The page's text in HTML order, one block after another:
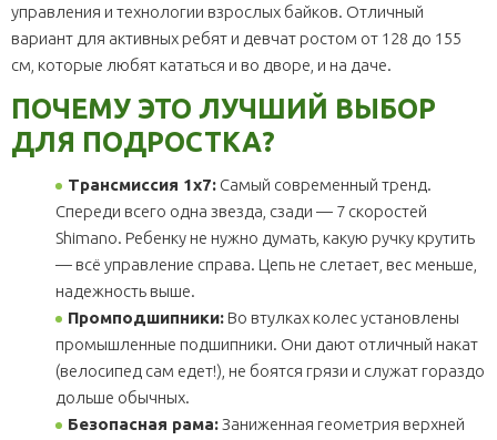
управления и технологии взрослых байков. Отличный
вариант для активных ребят и девчат ростом от 128 до 155
см, которые любят кататься и во дворе, и на даче.
ПОЧЕМУ ЭТО ЛУЧШИЙ ВЫБОР
ДЛЯ ПОДРОСТКА?
Трансмиссия 1x7: Самый современный тренд.
Спереди всего одна звезда, сзади — 7 скоростей
Shimano. Ребенку не нужно думать, какую ручку крутить
— всё управление справа. Цепь не слетает, вес меньше,
надежность выше.
Промподшипники: Во втулках колес установлены
промышленные подшипники. Они дают отличный накат
(велосипед сам едет!), не боятся грязи и служат гораздо
дольше обычных.
Безопасная рама:Заниженная геометрия верхней